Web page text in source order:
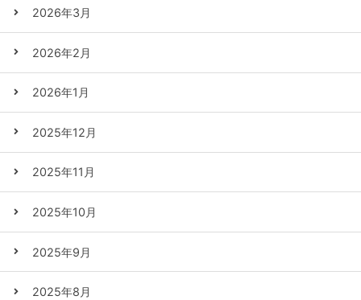
2026年3月
2026年2月
2026年1月
2025年12月
2025年11月
2025年10月
2025年9月
2025年8月